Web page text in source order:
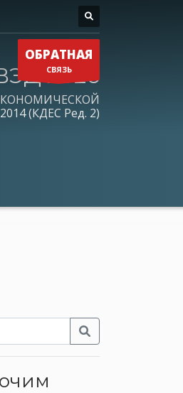
ОБРАТНАЯ
СВЯЗЬ
2026
(КДЕС Ред. 2)